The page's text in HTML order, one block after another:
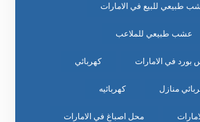
طبيعي للبيع في الامارات
عشب طبيعي للملاعب
في الامارات كهربائي
منازل كهربائيه
محل اصباغ في الامارات